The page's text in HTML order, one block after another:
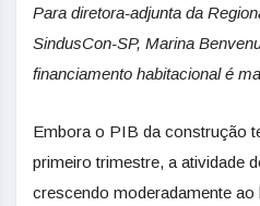
Para diretora-adjunta da
SindusCon-SP, Marina
financiamento habitacional é
Embora o PIB da construção
primeiro trimestre, a atividade
crescendo moderadamente ao